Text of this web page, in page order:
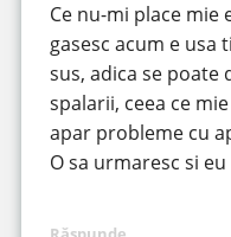
Ce nu-mi place mie
gasesc acum e usa
sus, adica se poate
spalarii, ceea ce
apar probleme cu
O sa urmaresc si